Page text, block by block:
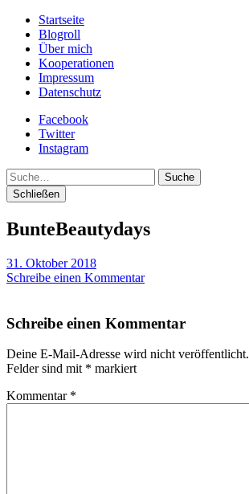
Startseite
Blogroll
Über mich
Kooperationen
Impressum
Datenschutz
Facebook
Twitter
Instagram
Suche
Schließen
BunteBeautydays
31. Oktober 2018
Schreibe einen Kommentar
Schreibe einen Kommentar
Deine E-Mail-Adresse wird nicht veröffentlicht.
Felder sind mit * markiert
Kommentar *